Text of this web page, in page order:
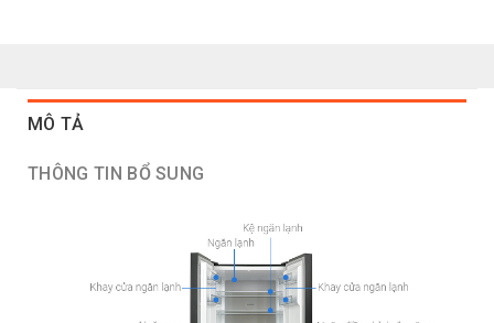
MÔ TẢ
THÔNG TIN BỔ SUNG